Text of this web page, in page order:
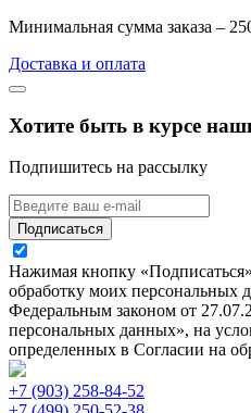
Минимальная сумма заказа –
Доставка и оплата
Хотите быть в курсе
Подпишитесь на рассылку
Подписаться
Нажимая кнопку
обработку моих персональных
Федеральным законом от
персональных данных», на
определенных в Согласии на
+7 (903) 258-84-52